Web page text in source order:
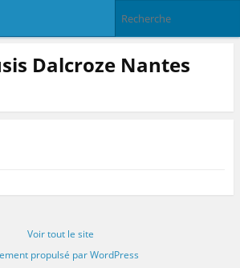
Dalcroze Nantes
Voir tout le site
propulsé par WordPress